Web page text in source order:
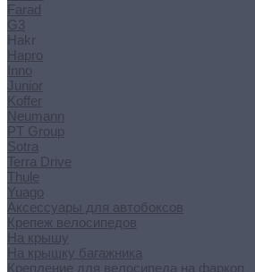
Farad
G3
Hakr
Hapro
Inno
Junior
Koffer
Neumann
PT Group
Sotra
Terra Drive
Thule
Yuago
Аксессуары для автобоксов
Крепеж велосипедов
На крышу
На крышку багажника
Крепление для велосипеда на фаркоп